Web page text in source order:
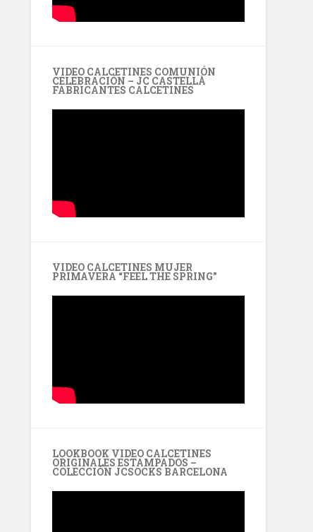
VIDEO CALCETINES COMUNIÓN
CELEBRACIÓN – JC CASTELLÀ
FABRICANTES CALCETINES
VIDEO CALCETINES MUJER
PRIMAVERA “FEEL THE SPRING”
LOOKBOOK VIDEO CALCETINES
ORIGINALES ESTAMPADOS –
COLECCIÓN JCSOCKS BARCELONA